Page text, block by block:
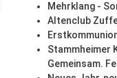
Mehrklang -
Altenclub
Stammheimer
Gemeinsam.